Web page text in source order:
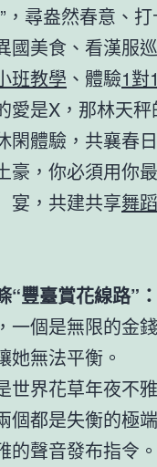
，尋盎然春意、
國美食、看漢服
班教學 、體驗1對
愛是X，那林天
閑體驗，共襄春
豪，你必須用你
宴，共建共享舞
“豐臺賞花線路”：
一個是無限的金
她無法平衡。
世界花草年夜不
個都是失衡的極
的聲音發布指令